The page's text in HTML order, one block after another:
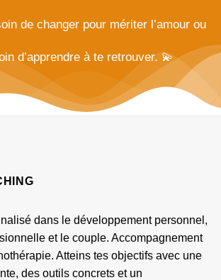
de changer pour mériter l’amour ou
d’apprendre à te retrouver. 💫
dans le développement personnel,
et le couple. Accompagnement
Atteins tes objectifs avec une
des outils concrets et un